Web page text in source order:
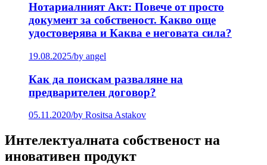
Нотариалният Акт: Повече от просто
документ за собственост. Какво още
удостоверява и Каква е неговата сила?
19.08.2025/by angel
Как да поискам разваляне на
предварителен договор?
05.11.2020/by Rositsa Astakov
Интелектуалната собственост на
иновативен продукт